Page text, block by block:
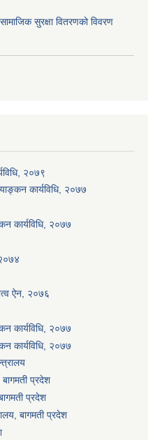
सुरक्षा वितरणको विवरण
२०७९
कार्यविधि, २०७७
कार्यविधि, २०७७
ऐन, २०७६
कार्यविधि, २०७७
कार्यविधि, २०७७
प्रदेश
प्रदेश
बागमती प्रदेश